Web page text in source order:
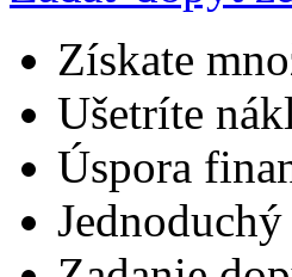
Zadať dopyt
Získate
Ušetríte
Úspora